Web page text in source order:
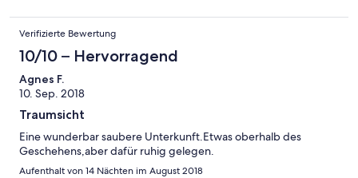
Verifizierte Bewertung
10/10 – Hervorragend
Agnes F.
10. Sep. 2018
Traumsicht
Eine wunderbar saubere Unterkunft.Etwas oberhalb des
Geschehens,aber dafür ruhig gelegen.
Aufenthalt von 14 Nächten im August 2018